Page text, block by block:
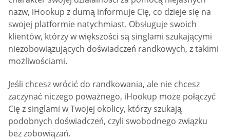
nazw, iHookup z dumą informuje Cię, co dzieje się na
swojej platformie natychmiast. Obsługuje swoich
klientów, którzy w większości są singlami szukającymi
niezobowiązujących doświadczeń randkowych, z takimi
możliwościami.
Jeśli chcesz wrócić do randkowania, ale nie chcesz
zaczynać niczego poważnego, iHookup może połączyć
Cię z singlami w Twojej okolicy, którzy szukają
podobnych doświadczeń, czyli swobodnego związku
bez zobowiązań.